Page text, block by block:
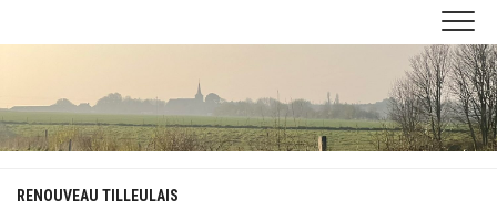
RENOUVEAU TILLEULAIS